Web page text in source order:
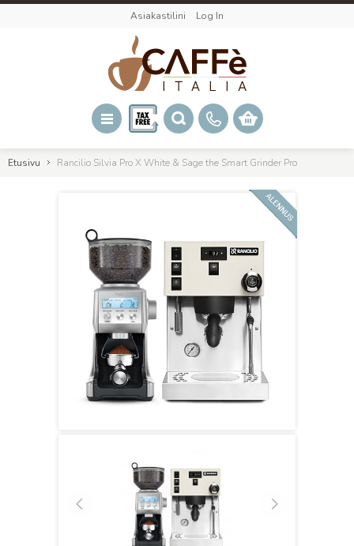
Asiakastilini Log In
Etusivu Rancilio Silvia Pro X White & Sage the Smart Grinder Pro